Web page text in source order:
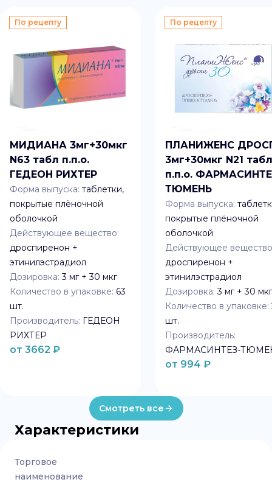
По рецепту
МИДИАНА 3мг+30мкг
N63 табл п.п.о.
ГЕДЕОН РИХТЕР
Форма выпуска: таблетки,
покрытые плёночной
оболочкой
Действующее вещество:
дроспиренон +
этинилэстрадиол
Дозировка: 3 мг + 30 мкг
Количество в упаковке: 63
шт.
Производитель: ГЕДЕОН
РИХТЕР
от 3662 ₽
По рецепту
ПЛАНИЖЕНС
3мг+30мкг N21 табл
п.п.о.
ТЮМЕНЬ
Форма выпуска:
покрытые плёночной
оболочкой
Действующее
дроспиренон +
этинилэстрадиол
Дозировка: 3 мг + 30 мкг
Количество в упаковке:
шт.
Производитель:
ФАРМАСИНТЕЗ-
от 994 ₽
Смотреть все
Характеристики
Торговое
наименование